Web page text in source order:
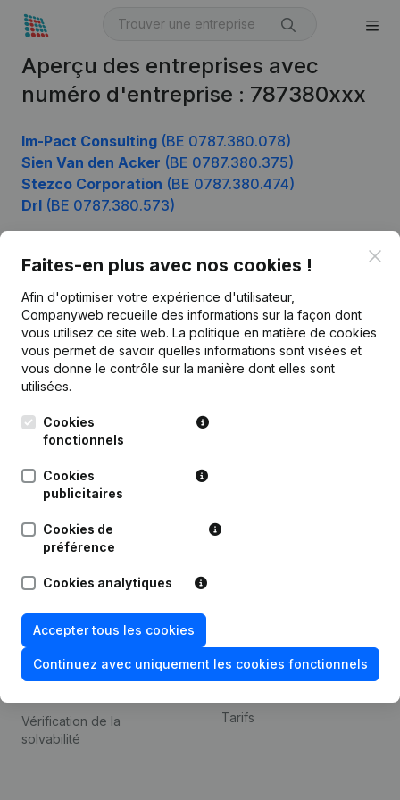
Aperçu des entreprises avec
numéro d'entreprise : 787380xxx
Im-Pact Consulting (BE 0787.380.078)
Sien Van den Acker (BE 0787.380.375)
Stezco Corporation (BE 0787.380.474)
Drl (BE 0787.380.573)
Faites-en plus avec nos cookies !
Afin d'optimiser votre expérience d'utilisateur,
Companyweb recueille des informations sur la façon dont
vous utilisez ce site web. La politique en matière de cookies
vous permet de savoir quelles informations sont visées et
vous donne le contrôle sur la manière dont elles sont
utilisées.
Cookies
fonctionnels
Cookies
publicitaires
Cookies de
préférence
Cookies analytiques
Accepter tous les cookies
Continuez avec uniquement les cookies fonctionnels
Français
Leuvensesteenweg
248D,
Produit
Informations d’entreprise
Monitoring
Recherche internationale
Thème
de la fraude
Consulter des comptes
annuels
Recherche de numéro de
Vérification de la
solvabilité
Contact
Tarifs